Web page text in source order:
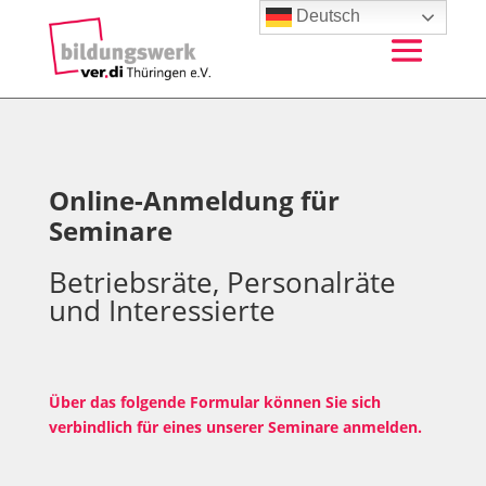
Online-Anmeldung für
Seminare
Betriebsräte, Personalräte
und Interessierte
Über das folgende Formular können Sie sich
verbindlich für eines unserer Seminare anmelden.
Deutsch